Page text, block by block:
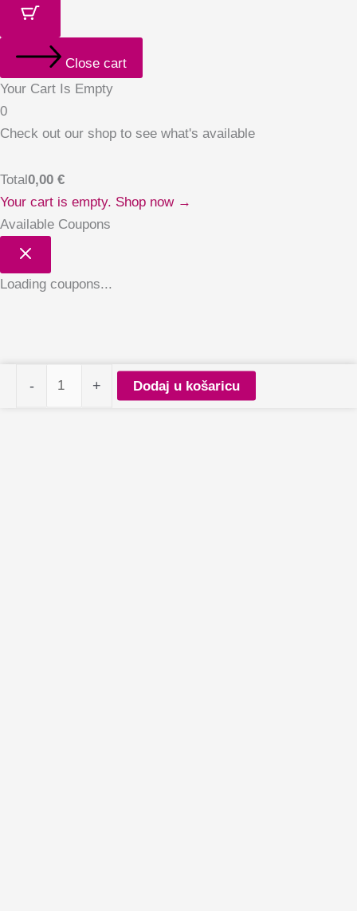
Close cart
Your Cart Is Empty
0
Check out our shop to see what's available
Total0,00 €
Your cart is empty. Shop now →
Available Coupons
Loading coupons...
- + Dodaj u košaricu